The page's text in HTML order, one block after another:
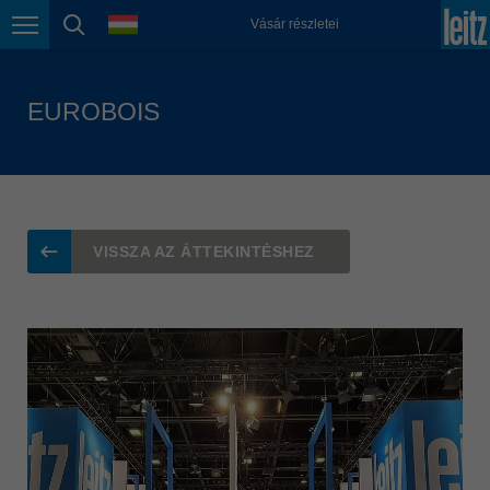
Oldalnavigáció
oldal keresése
nyelv Vásár részletei
Nederland
nederlands
deutsch
Polska
polski
Portugal
português
EUROBOIS
VISSZA AZ ÁTTEKINTÉSHEZ